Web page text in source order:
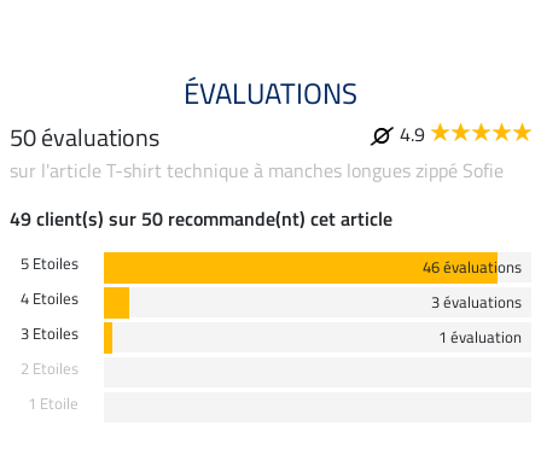
ÉVALUATIONS
50 évaluations
4.9
sur l'article T-shirt technique à manches longues zippé Sofie
49 client(s) sur 50 recommande(nt) cet article
5 Etoiles
46 évaluations
4 Etoiles
3 évaluations
3 Etoiles
1 évaluation
2 Etoiles
1 Etoile